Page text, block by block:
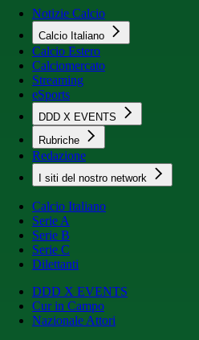
Notizie Calcio
Calcio Italiano
Calcio Estero
Calciomercato
Streaming
eSports
DDD X EVENTS
Rubriche
Redazione
I siti del nostro network
Calcio Italiano
Serie A
Serie B
Serie C
Dilettanti
DDD X EVENTS
Cur in Campo
Nazionale Attori